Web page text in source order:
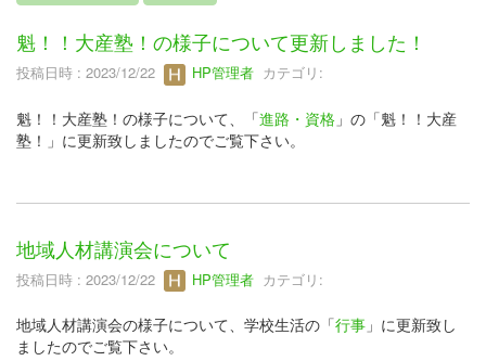
魁！！大産塾！の様子について更新しました！
投稿日時 : 2023/12/22 HP管理者 カテゴリ:
魁！！大産塾！の様子について、「進路・資格 」の「魁！！大産
塾！」に更新致しましたのでご覧下さい。
地域人材講演会について
投稿日時 : 2023/12/22 HP管理者 カテゴリ:
地域人材講演会の様子について、学校生活の「行事 」に更新致し
ましたのでご覧下さい。